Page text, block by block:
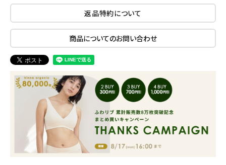
返品特約について
商品についてのお問い合わせ